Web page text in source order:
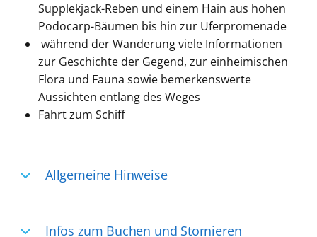
Supplekjack-Reben und einem Hain aus hohen
Podocarp-Bäumen bis hin zur Uferpromenade
während der Wanderung viele Informationen
zur Geschichte der Gegend, zur einheimischen
Flora und Fauna sowie bemerkenswerte
Aussichten entlang des Weges
Fahrt zum Schiff
Allgemeine Hinweise
Deutschsprachige Reiseleiter:innen sind
Infos zum Buchen und Stornieren